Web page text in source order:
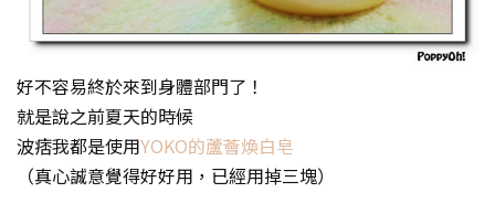
好不容易終於來到身體部門了！
就是說之前夏天的時候
波痞我都是使用YOKO的蘆薈煥白皂
（真心誠意覺得好好用，已經用掉三塊）